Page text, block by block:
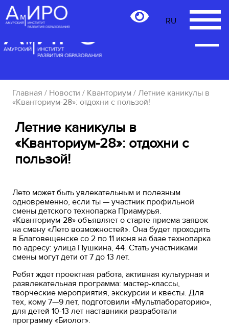
RU
Главная / Новости / Кванториум / Летние каникулы в
«Кванториум-28»: отдохни с пользой!
Летние каникулы в
«Кванториум-28»: отдохни с
пользой!
Лето может быть увлекательным и полезным
одновременно, если ты — участник профильной
смены детского технопарка Приамурья.
«Кванториум-28» объявляет о старте приема заявок
на смену «Лето возможностей». Она будет проходить
в Благовещенске со 2 по 11 июня на базе технопарка
по адресу: улица Пушкина, 44. Стать участниками
смены могут дети от 7 до 13 лет.
Ребят ждет проектная работа, активная культурная и
развлекательная программа: мастер-классы,
творческие мероприятия, экскурсии и квесты. Для
тех, кому 7—9 лет, подготовили «Мультлабораторию»,
для детей 10-13 лет наставники разработали
программу «Биолог».